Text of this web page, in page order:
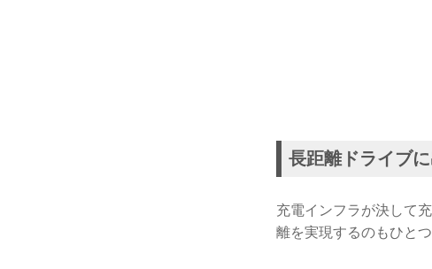
長距離ドライブ
充電インフラが決して
離を実現するのもひとつ